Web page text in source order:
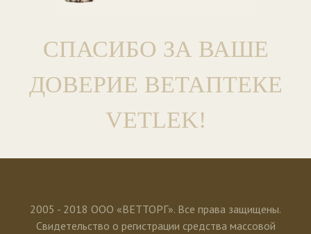
СПАСИБО ЗА ВАШЕ
ДОВЕРИЕ ВЕТАПТЕКЕ
VETLEK!
2005 - 2018 ООО «ВЕТТОРГ». Все права защищены.
Свидетельство о регистрации средства массовой